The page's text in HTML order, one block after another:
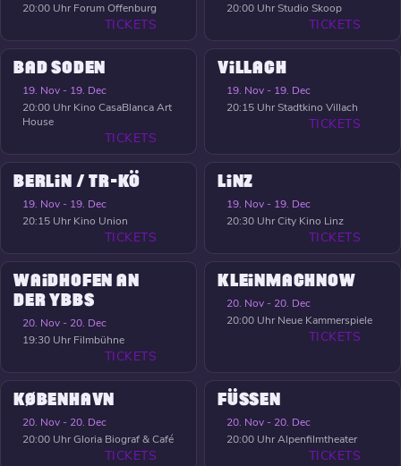
20:00 Uhr Forum Offenburg
TICKETS
20:00 UhrStudio Skoop
TICKETS
BAD SODEN
19. Nov - 19. Dec
20:00 Uhr Kino CasaBlanca Art
House
TICKETS
VILLACH
19. Nov - 19. Dec
20:15 UhrStadtkino Villach
TICKETS
BERLIN / TR-KÖ
19. Nov - 19. Dec
20:15 Uhr Kino Union
TICKETS
LINZ
19. Nov - 19. Dec
20:30 UhrCity Kino Linz
TICKETS
WAIDHOFEN AN
DER YBBS
20. Nov - 20. Dec
19:30 Uhr Filmbühne
TICKETS
KLEINMACHNOW
20. Nov - 20. Dec
20:00 Uhr Neue Kammerspiele
TICKETS
KØBENHAVN
20. Nov - 20. Dec
20:00 UhrGloria Biograf & Café
TICKETS
FÜSSEN
20. Nov - 20. Dec
20:00 UhrAlpenfilmtheater
TICKETS